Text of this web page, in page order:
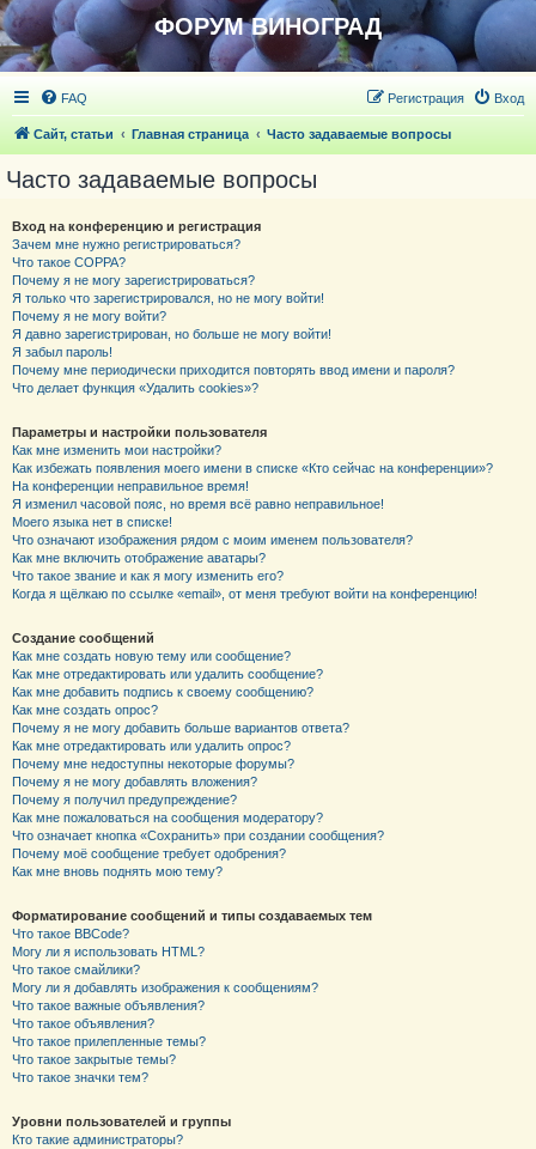
ФОРУМ ВИНОГРАД
FAQ Вход
Регистрация
Сайт, статьи Главная страница Часто задаваемые вопросы
Часто задаваемые вопросы
Вход на конференцию и регистрация
Зачем мне нужно регистрироваться?
Что такое COPPA?
Почему я не могу зарегистрироваться?
Я только что зарегистрировался, но не могу войти!
Почему я не могу войти?
Я давно зарегистрирован, но больше не могу войти!
Я забыл пароль!
Почему мне периодически приходится повторять ввод имени и пароля?
Что делает функция «Удалить cookies»?
Параметры и настройки пользователя
Как мне изменить мои настройки?
Как избежать появления моего имени в списке «Кто сейчас на конференции»?
На конференции неправильное время!
Я изменил часовой пояс, но время всё равно неправильное!
Моего языка нет в списке!
Что означают изображения рядом с моим именем пользователя?
Как мне включить отображение аватары?
Что такое звание и как я могу изменить его?
Когда я щёлкаю по ссылке «email», от меня требуют войти на конференцию!
Создание сообщений
Как мне создать новую тему или сообщение?
Как мне отредактировать или удалить сообщение?
Как мне добавить подпись к своему сообщению?
Как мне создать опрос?
Почему я не могу добавить больше вариантов ответа?
Как мне отредактировать или удалить опрос?
Почему мне недоступны некоторые форумы?
Почему я не могу добавлять вложения?
Почему я получил предупреждение?
Как мне пожаловаться на сообщения модератору?
Что означает кнопка «Сохранить» при создании сообщения?
Почему моё сообщение требует одобрения?
Как мне вновь поднять мою тему?
Форматирование сообщений и типы создаваемых тем
Что такое BBCode?
Могу ли я использовать HTML?
Что такое смайлики?
Могу ли я добавлять изображения к сообщениям?
Что такое важные объявления?
Что такое объявления?
Что такое прилепленные темы?
Что такое закрытые темы?
Что такое значки тем?
Уровни пользователей и группы
Кто такие администраторы?